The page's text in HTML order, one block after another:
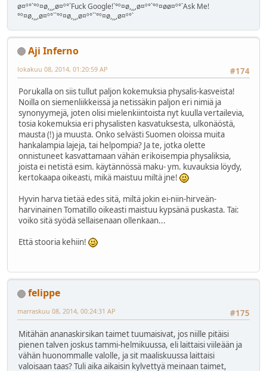
ø¤º°`°º¤ø,¸¸,ø¤º°`Fuck Google!`°º¤ø,¸¸,ø¤º°`°º¤øø¤º°`Ask Me!
°º¤ø,¸¸,ø¤º°``°º¤ø,¸¸,ø¤º°``°º¤ø,¸¸,ø¤º°`
Aji Inferno
#174
lokakuu 08, 2014, 01:20:59 AP
Porukalla on siis tullut paljon kokemuksia physalis-kasveista!
Noilla on siemenliikkeissä ja netissäkin paljon eri nimiä ja
synonyymejä, joten olisi mielenkiintoista nyt kuulla vertailevia,
tosia kokemuksia eri physalisten kasvatuksesta, ulkonäöstä,
mausta (!) ja muusta. Onko selvästi Suomen oloissa muita
hankalampia lajeja, tai helpompia? Ja te, jotka olette
onnistuneet kasvattamaan vähän erikoisempia physaliksia,
joista ei netistä esim. käytännössä maku- ym. kuvauksia löydy,
kertokaapa oikeasti, mikä maistuu miltä jne!
Hyvin harva tietää edes sitä, miltä jokin ei-niin-hirveän-
harvinainen Tomatillo oikeasti maistuu kypsänä puskasta. Tai:
voiko sitä syödä sellaisenaan ollenkaan...
Että stooria kehiin!
felippe
#175
marraskuu 08, 2014, 00:24:31 AP
Mitähän ananaskirsikan taimet tuumaisivat, jos niille pitäisi
pienen talven joskus tammi-helmikuussa, eli laittaisi viileään ja
vähän huonommalle valolle, ja sit maaliskuussa laittaisi
valoisaan taas? Tuli aika aikaisin kylvettyä meinaan taimet,